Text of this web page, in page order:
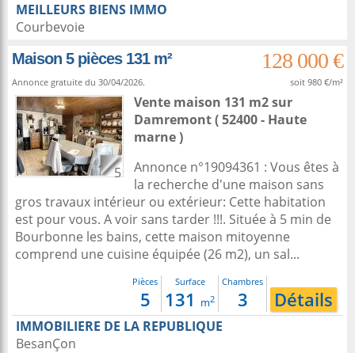
MEILLEURS BIENS IMMO
Courbevoie
Maison 5 pièces 131 m²
128 000 €
Annonce gratuite du 30/04/2026. soit 980 €/m²
5
Vente maison 131 m2sur
Damremont( 52400 - Haute
marne )
Annonce n°19094361 : Vous êtes à
la recherche d'une maison sans
gros travaux intérieur ou extérieur: Cette habitation
est pour vous. A voir sans tarder !!!. Située à 5 min de
Bourbonne les bains, cette maison mitoyenne
comprend une cuisine équipée (26 m2), un sal...
Pièces
5
Surface
131 m2
Chambres
3 Détails
IMMOBILIERE DE LA REPUBLIQUE
BesanÇon